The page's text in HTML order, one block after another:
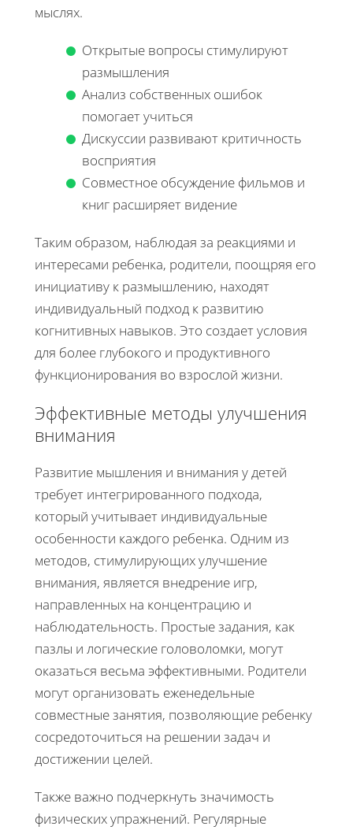
мыслях.
Открытые вопросы стимулируют
размышления
Анализ собственных ошибок
помогает учиться
Дискуссии развивают критичность
восприятия
Совместное обсуждение фильмов и
книг расширяет видение
Таким образом, наблюдая за реакциями и
интересами ребенка, родители, поощряя его
инициативу к размышлению, находят
индивидуальный подход к развитию
когнитивных навыков. Это создает условия
для более глубокого и продуктивного
функционирования во взрослой жизни.
Эффективные методы улучшения
внимания
Развитие мышления и внимания у детей
требует интегрированного подхода,
который учитывает индивидуальные
особенности каждого ребенка. Одним из
методов, стимулирующих улучшение
внимания, является внедрение игр,
направленных на концентрацию и
наблюдательность. Простые задания, как
пазлы и логические головоломки, могут
оказаться весьма эффективными. Родители
могут организовать еженедельные
совместные занятия, позволяющие ребенку
сосредоточиться на решении задач и
достижении целей.
Также важно подчеркнуть значимость
физических упражнений. Регулярные